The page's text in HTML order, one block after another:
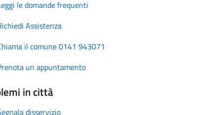
le domande frequenti
Assistenza
il comune 0141 943071
un appuntamento
in città
disservizio